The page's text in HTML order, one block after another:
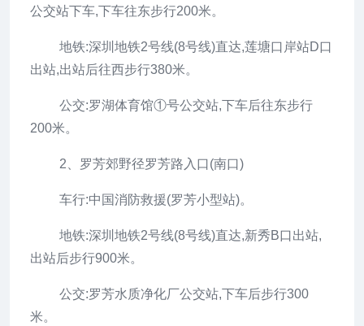
公交站下车,下车往东步行200米。
地铁:深圳地铁2号线(8号线)直达,莲塘口岸站D口
出站,出站后往西步行380米。
公交:罗湖体育馆①号公交站,下车后往东步行
200米。
2、罗芳郊野径罗芳路入口(南口)
车行:中国消防救援(罗芳小型站)。
地铁:深圳地铁2号线(8号线)直达,新秀B口出站,
出站后步行900米。
公交:罗芳水质净化厂公交站,下车后步行300
米。